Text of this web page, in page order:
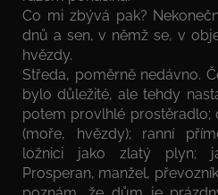
Co mi zbývá pak?
dnů a sen, v němž se, v
hvězdy.
Středa, poměrně nedávno.
bylo důležité, ale tehdy
potem provlhlé prostěradlo;
(moře, hvězdy); ranní
ložnici jako zlatý plyn;
Prosperan, manžel,